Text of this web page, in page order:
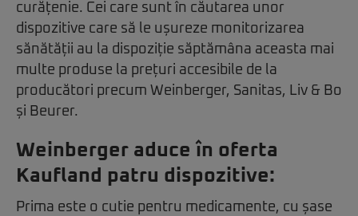
curățenie. Cei care sunt în căutarea unor
dispozitive care să le ușureze monitorizarea
sănătății au la dispoziție săptămâna aceasta mai
multe produse la prețuri accesibile de la
producători precum Weinberger, Sanitas, Liv & Bo
și Beurer.
Weinberger aduce în oferta
Kaufland patru dispozitive:
Prima este o cutie pentru medicamente, cu șase